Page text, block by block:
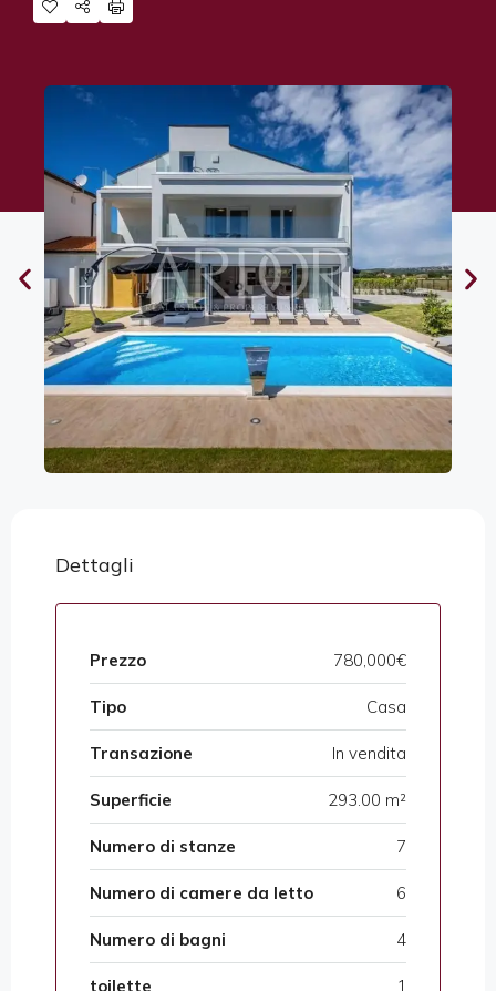
Dettagli
Prezzo 780,000€
Tipo Casa
Transazione In vendita
Superficie 293.00 m²
Numero di stanze 7
Numero di camere da letto 6
Numero di bagni 4
toilette 1